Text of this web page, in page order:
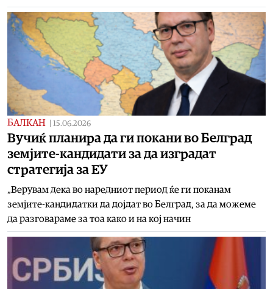
БАЛКАН 15.06.2026
Вучиќ планира да ги покани во Белград
земјите-кандидати за да изградат
стратегија за ЕУ
„Верувам дека во наредниот период ќе ги поканам
земјите-кандидатки да дојдат во Белград, за да можеме
да разговараме за тоа како и на кој начин